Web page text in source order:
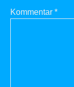
Kommentar *